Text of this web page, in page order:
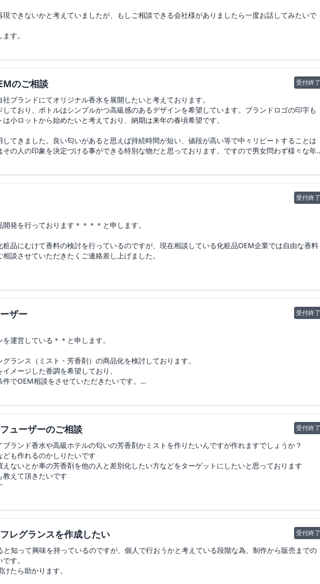
任意）
された他社ブランド様に対し、
御社の香水を体験設置しませんか」
同展開 を検討する可能性がございます
くはオンラインでの概要打ち合わせのお時間を頂戴できれば幸いです。
ます。
できないかと考えていましたが、もしご相談できる会社様がありましたら一度お話してみたいで
す。
受付終了
のご相談
ブランドにてオリジナル香水を展開したいと考えております。
ており、ボトルはシンプルかつ高級感のあるデザインを希望しています。ブランドロゴの印字も
小ロットから始めたいと考えており、納期は来年の春頃希望です。
てきました。良い匂いがあると思えば持続時間が短い、値段が高い等で中々リピートすることは
の人の印象を決定づける事ができる特別な物だと思っております。ですので男女問わず様々な年
ただきたいと思います。香り、持続時間、値段は妥協したくないと考えております。唯一無二の
一無二の香水を作り、世に展開していける方がいれば是非ともよろしくお願いいたします。
などご教示いただけますと幸いです。
受付終了
発を行っております＊＊＊＊と申します。
品にむけて香料の検討を行っているのですが、現在相談している化粧品OEM企業では自由な香料
談させていただきたくご連絡差し上げました。
の化粧品開発となり、イメージとしてはアース系、ウッド系、ミネラル系など自然の中に囲まれ
お願いいたします。
受付終了
ザー
運営している＊＊と申します。
ランス（ミスト・芳香剤）の商品化を検討しております。
メージした香調を希望しており、
でOEM相談をさせていただきたいです。
ド香水系（例：BLEU DE CHANEL、Dior Sauvageなど）
ュフューザー
程度から
ンド提案が可能か
依頼可能か
フロー・最低ロット・概算費用などを
です。
が、どうぞよろしくお願いいたします。
受付終了
ューザーのご相談
ランド香水や高級ホテルの匂いの芳香剤かミストを作りたいんですが作れますでしょうか？
も作れるのかしりたいです
ないとか車の芳香剤を他の人と差別化したい方などをターゲットにしたいと思っております
えて頂きたいです
受付終了
レグランスを作成したい
知って興味を持っているのですが、個人で行おうかと考えている段階な為、制作から販売までの
す。
たら助かります。